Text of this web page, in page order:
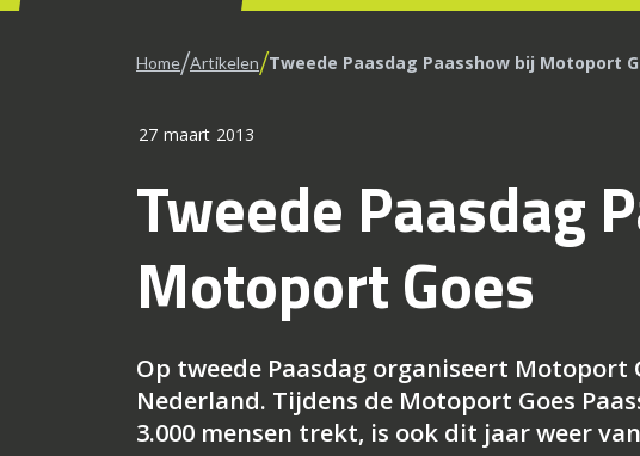
Home/Artikelen/Tweede Paasdag Paasshow bij Motoport
27 maart 2013
Tweede Paasdag
Motoport Goes
Op tweede Paasdag organiseert Motoport
Nederland. Tijdens de Motoport Goes
3.000 mensen trekt, is ook dit jaar weer